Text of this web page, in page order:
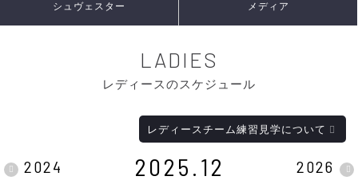
シュヴェスター メディア
LADIES
レディースのスケジュール
レディースチーム練習見学について
2024 2025.12 2026